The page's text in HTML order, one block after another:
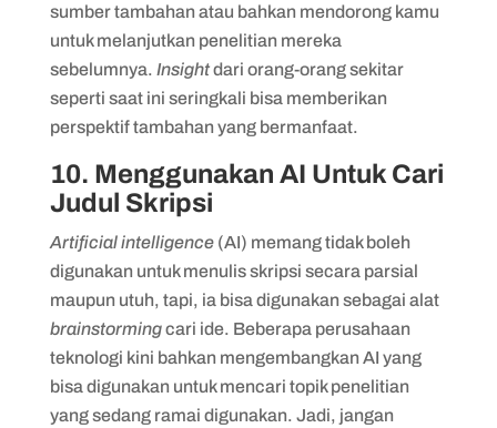
sumber tambahan atau bahkan mendorong kamu
untuk melanjutkan penelitian mereka
sebelumnya. Insightdari orang-orang sekitar
seperti saat ini seringkali bisa memberikan
perspektif tambahan yang bermanfaat.
10. Menggunakan AI Untuk Cari
Judul Skripsi
Artificial intelligence(AI) memang tidak boleh
digunakan untuk menulis skripsi secara parsial
maupun utuh, tapi, ia bisa digunakan sebagai alat
brainstormingcari ide. Beberapa perusahaan
teknologi kini bahkan mengembangkan AI yang
bisa digunakan untuk mencari topik penelitian
yang sedang ramai digunakan. Jadi, jangan